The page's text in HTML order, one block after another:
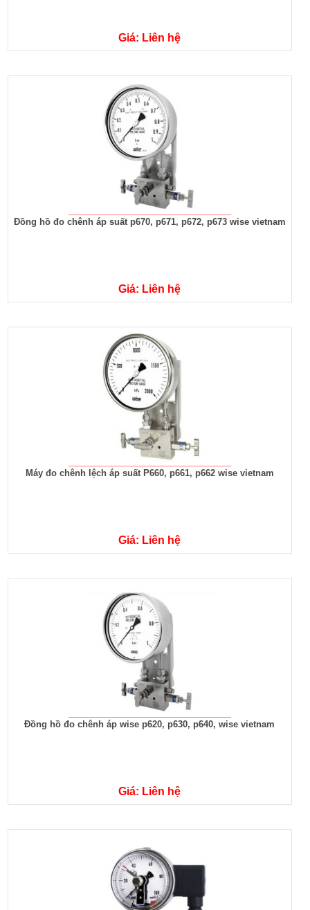
Giá: Liên hệ
Đồng hồ đo chênh áp suất p670, p671, p672, p673 wise vietnam
Giá: Liên hệ
Máy đo chênh lệch áp suất P660, p661, p662 wise vietnam
Giá: Liên hệ
Đồng hồ đo chênh áp wise p620, p630, p640, wise vietnam
Giá: Liên hệ